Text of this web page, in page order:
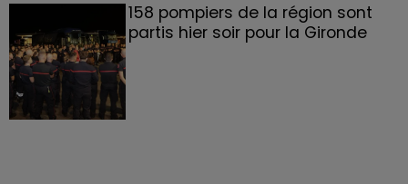
158 pompiers de la région sont
partis hier soir pour la Gironde